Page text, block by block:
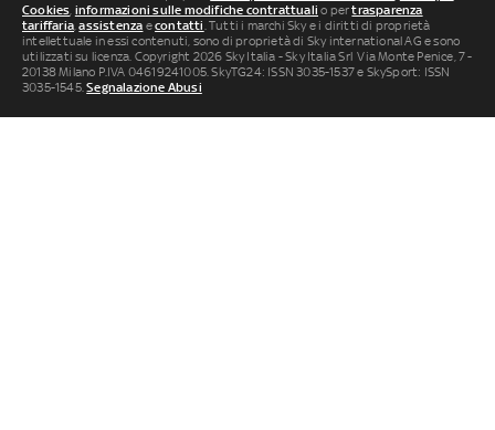
Cookies, informazioni sulle modifiche contrattuali o pertrasparenza
tariffaria,assistenza econtatti. Tutti i marchi Sky e i diritti di proprietà
intellettuale in essi contenuti, sono di proprietà di Sky international AG e sono
utilizzati su licenza. Copyright 2026 Sky Italia - Sky Italia Srl Via Monte Penice, 7 -
20138 Milano P.IVA 04619241005. SkyTG24: ISSN 3035-1537 e SkySport: ISSN
3035-1545.Segnalazione Abusi